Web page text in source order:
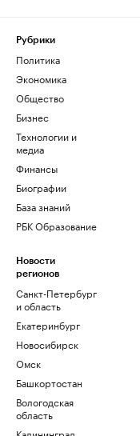
Рубрики
Политика
Экономика
Общество
Бизнес
Технологии и
медиа
Финансы
Биографии
База знаний
РБК Образование
Новости
регионов
Санкт-Петербург
и область
Екатеринбург
Новосибирск
Омск
Башкортостан
Вологодская
область